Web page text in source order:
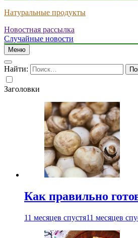
Натуральные продукты
Новостная рассылка
Случайные новости
Меню
Найти:
Заголовки
Как правильно
11 месяцев спустя11 месяцев